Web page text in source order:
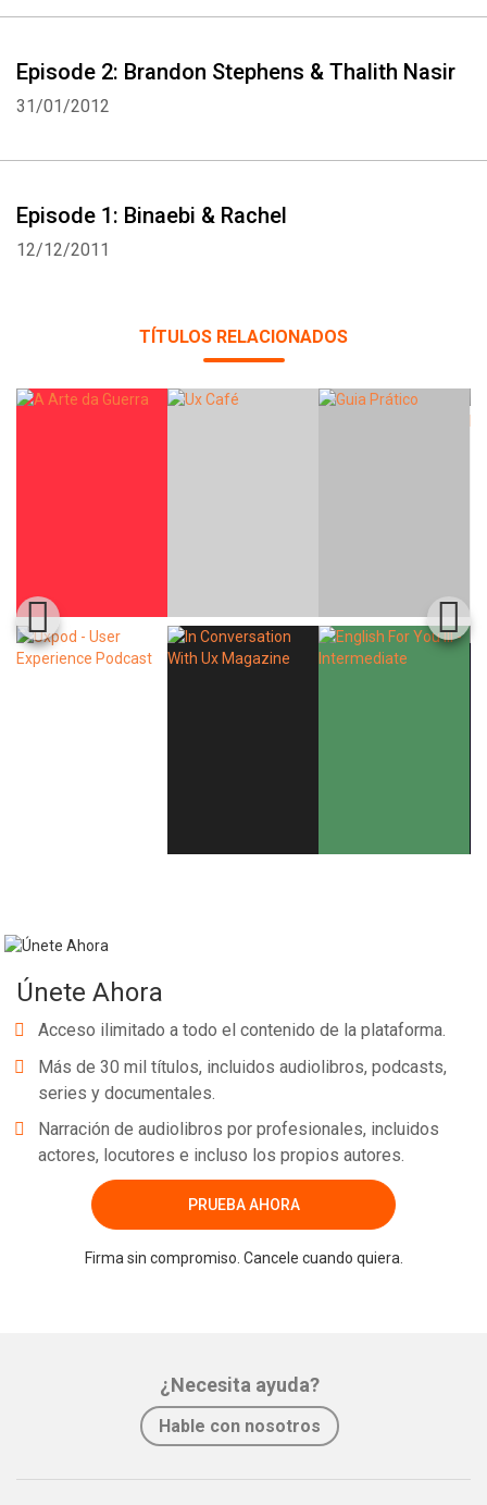
Episode 2: Brandon Stephens & Thalith Nasir
31/01/2012
Episode 1: Binaebi & Rachel
12/12/2011
TÍTULOS RELACIONADOS
Únete Ahora
Acceso ilimitado a todo el contenido de la plataforma.
Más de 30 mil títulos, incluidos audiolibros, podcasts,
series y documentales.
Narración de audiolibros por profesionales, incluidos
actores, locutores e incluso los propios autores.
PRUEBA AHORA
Firma sin compromiso. Cancele cuando quiera.
¿Necesita ayuda?
Hable con nosotros